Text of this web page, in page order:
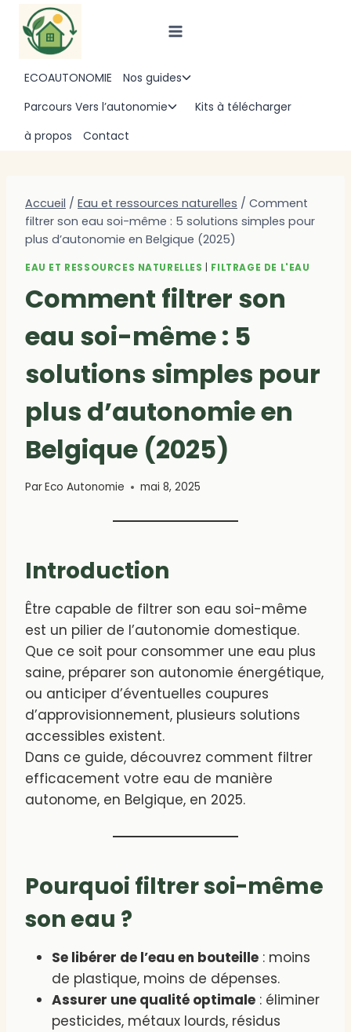
contenu
ECOAUTONOMIE Nos guides
le
Parcours Vers l’autonomie
Ouvrir/fermer
Kits à télécharger
à propos
Contact
Accueil / Eau et ressources naturelles / Comment
filtrer son eau soi-même : 5 solutions simples pour
plus d’autonomie en Belgique (2025)
EAU ET RESSOURCES NATURELLES | FILTRAGE DE L'EAU
Comment filtrer son
eau soi-même : 5
solutions simples pour
plus d’autonomie en
Belgique (2025)
ParEco Autonomie mai 8, 2025
Introduction
Être capable de filtrer son eau soi-même
est un pilier de l’autonomie domestique.
Que ce soit pour consommer une eau plus
saine, préparer son autonomie énergétique,
ou anticiper d’éventuelles coupures
d’approvisionnement, plusieurs solutions
accessibles existent.
Dans ce guide, découvrez comment filtrer
efficacement votre eau de manière
autonome, en Belgique, en 2025.
Pourquoi filtrer soi-même
son eau ?
Se libérer de l’eau en bouteille : moins
de plastique, moins de dépenses.
Assurer une qualité optimale : éliminer
pesticides, métaux lourds, résidus